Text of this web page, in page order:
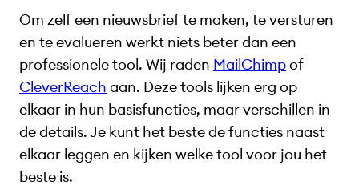
Om zelf een nieuwsbrief te maken, te versturen
en te evalueren werkt niets beter dan een
professionele tool. Wij raden MailChimpof
CleverReach aan. Deze tools lijken erg op
elkaar in hun basisfuncties, maar verschillen in
de details. Je kunt het beste de functies naast
elkaar leggen en kijken welke tool voor jou het
beste is.